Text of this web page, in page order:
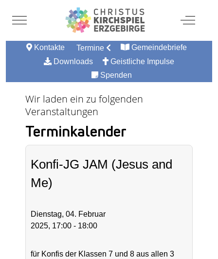
Mobile Menu Toggle Off-
Kontakte Termine
Gemeindebriefe
Downloads
Geistliche Impulse
Spenden
Wir laden ein zu folgenden
Veranstaltungen
Terminkalender
Konfi-JG JAM (Jesus and
Me)
Dienstag, 04. Februar
2025, 17:00 - 18:00
für Konfis der Klassen 7 und 8 aus allen 3